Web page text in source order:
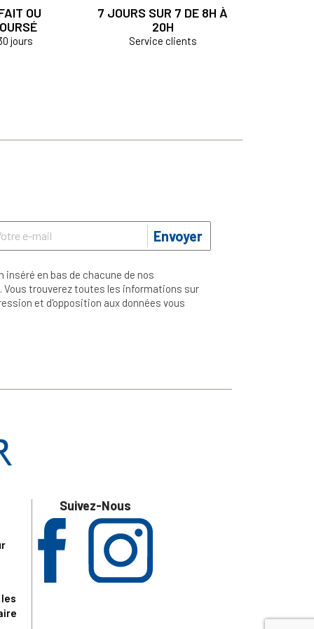
OU
jours
7 JOURS SUR 7 DE 8H À
20H
Service clients
Envoyer
en bas de chacune de nos
trouverez toutes les informations sur
et d'opposition aux données vous
Suivez-Nous